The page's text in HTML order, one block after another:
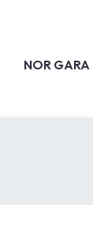
NOR GARA